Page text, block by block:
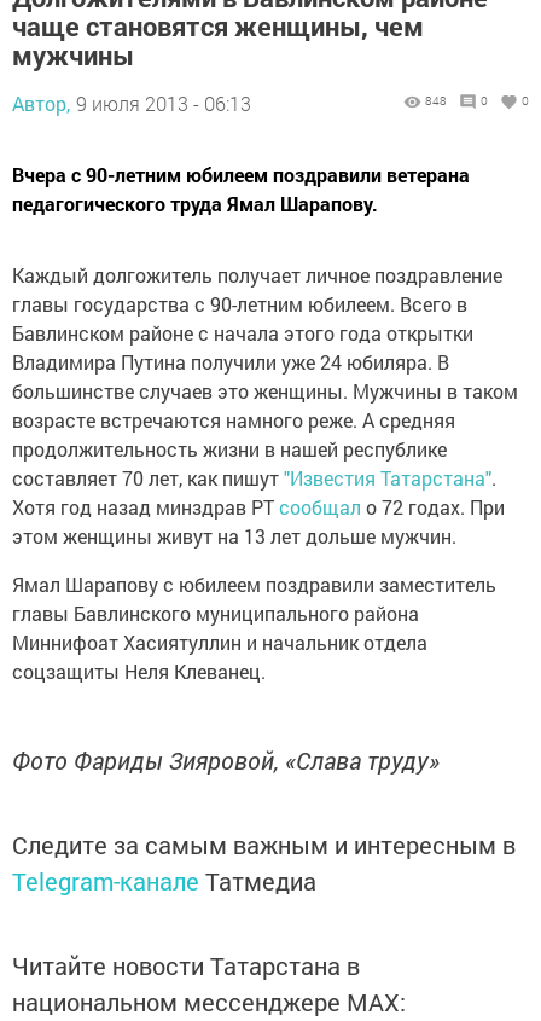
чаще становятся женщины, чем
мужчины
Автор, 9 июля 2013 - 06:13 848 0 0
Вчера с 90-летним юбилеем поздравили ветерана
педагогического труда Ямал Шарапову.
Каждый долгожитель получает личное поздравление
главы государства с 90-летним юбилеем. Всего в
Бавлинском районе с начала этого года открытки
Владимира Путина получили уже 24 юбиляра. В
большинстве случаев это женщины. Мужчины в таком
возрасте встречаются намного реже. А средняя
продолжительность жизни в нашей республике
составляет 70 лет, как пишут"Известия Татарстана".
Хотя год назад минздрав РТсообщал о 72 годах. При
этом женщины живут на 13 лет дольше мужчин.
Ямал Шарапову с юбилеем поздравили заместитель
главы Бавлинского муниципального района
Миннифоат Хасиятуллин и начальник отдела
соцзащиты Неля Клеванец.
Фото Фариды Зияровой, «Слава труду»
Следите за самым важным и интересным в
Telegram-канале Татмедиа
Читайте новости Татарстана в
национальном мессенджере MАХ: